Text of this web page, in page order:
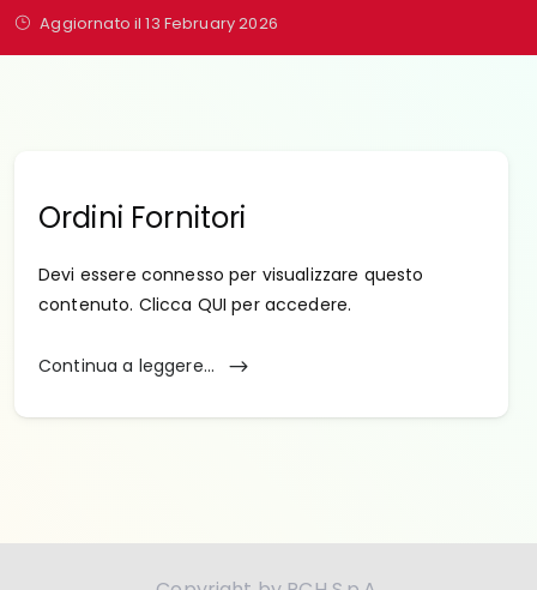
Aggiornato il 13 February 2026
Ordini Fornitori
Devi essere connesso per visualizzare questo
contenuto. Clicca QUI per accedere.
Continua a leggere...